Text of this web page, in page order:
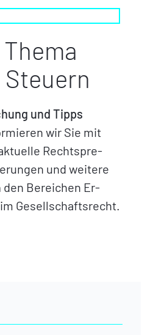
und Tipps
wir Sie mit
Rechtspre-
und weitere
Bereichen Er-
Gesellschaftsrecht.